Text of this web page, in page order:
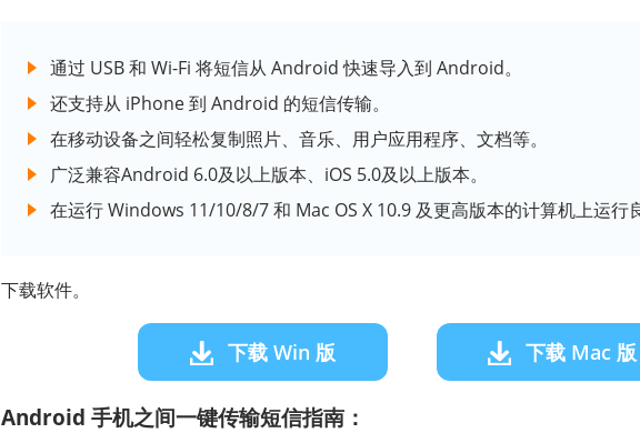
通过 USB 和 Wi-Fi 将短信从 Android 快速导入到 Android。
还支持从 iPhone 到 Android 的短信传输。
在移动设备之间轻松复制照片、音乐、用户应用程序、文档等。
广泛兼容Android 6.0及以上版本、iOS 5.0及以上版本。
在运行 Windows 11/10/8/7 和 Mac OS X 10.9 及更高版本的计算机上运行良
下载软件。
下载 Win 版 下载 Mac 版
Android 手机之间一键传输短信指南：